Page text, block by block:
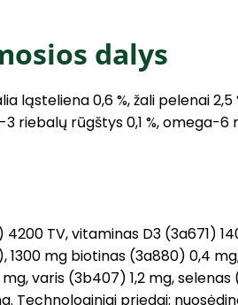
dalys
ląsteliena 0,6 %, žali pelenai
3 riebalų rūgštys 0,1 %, omega-6
TV, vitaminas D3 (3a671)
mg biotinas (3a880) 0,4
varis (3b407) 1,2 mg,
Technologiniai priedai: